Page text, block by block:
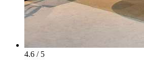
4.6 / 5